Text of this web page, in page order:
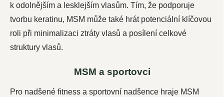
k odolnějším a lesklejším vlasům. Tím, že podporuje
tvorbu keratinu, MSM může také hrát potenciální klíčovou
roli při minimalizaci ztráty vlasů a posílení celkové
struktury vlasů.
MSM a sportovci
Pro nadšené fitness a sportovní nadšence hraje MSM